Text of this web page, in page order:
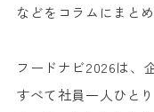
などをコラムにまとめ
フードナビ2026は、
すべて社員一人ひと